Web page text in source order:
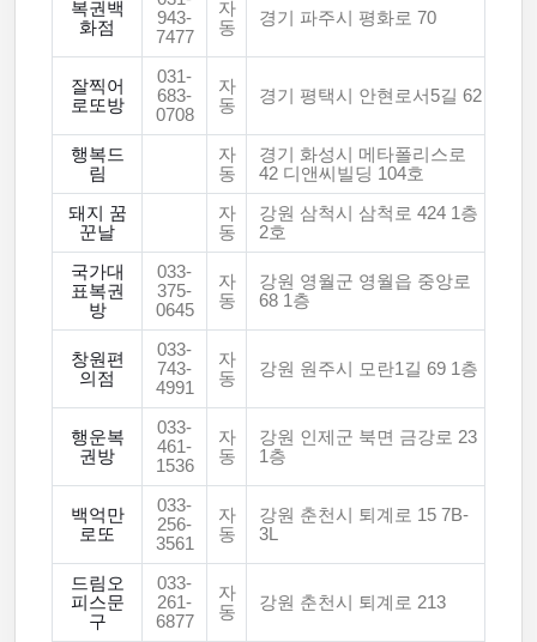
복권백
화점
943-
7477
자
동
경기 파주시 평화로 70
잘찍어
로또방
031-
683-
0708
자
동
경기 평택시 안현로서5길 62
행복드
림
자
동
경기 화성시 메타폴리스로
42 디앤씨빌딩 104호
돼지 꿈
꾼날
자
동
강원 삼척시 삼척로 424 1층
2호
국가대
표복권
방
033-
375-
0645
자
동
강원 영월군 영월읍 중앙로
68 1층
창원편
의점
033-
743-
4991
자
동
강원 원주시 모란1길 69 1층
행운복
권방
033-
461-
1536
자
동
강원 인제군 북면 금강로 23
1층
백억만
로또
033-
256-
3561
자
동
강원 춘천시 퇴계로 15 7B-
3L
드림오
피스문
구
033-
261-
6877
자
동
강원 춘천시 퇴계로 213